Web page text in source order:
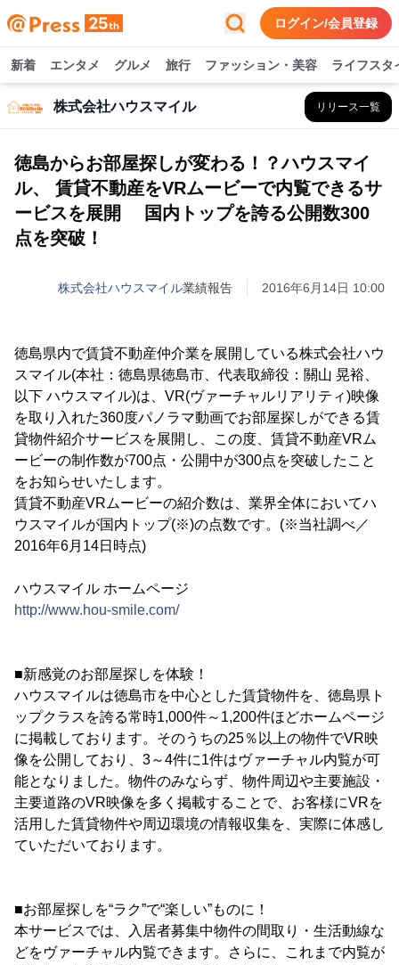
ログイン/会員登録
新着 エンタメ グルメ 旅行 ファッション・美容 ライフスタ
株式会社ハウスマイル リリース一覧
徳島からお部屋探しが変わる！？ハウスマイ
ル、 賃貸不動産をVRムービーで内覧できるサ
ービスを展開 国内トップを誇る公開数300
点を突破！
株式会社ハウスマイル業績報告 2016年6月14日 10:00
徳島県内で賃貸不動産仲介業を展開している株式会社ハウ
スマイル(本社：徳島県徳島市、代表取締役：關山 晃裕、
以下 ハウスマイル)は、VR(ヴァーチャルリアリティ)映像
を取り入れた360度パノラマ動画でお部屋探しができる賃
貸物件紹介サービスを展開し、この度、賃貸不動産VRム
ービーの制作数が700点・公開中が300点を突破したこと
をお知らせいたします。
賃貸不動産VRムービーの紹介数は、業界全体においてハ
ウスマイルが国内トップ(※)の点数です。(※当社調べ／
2016年6月14日時点)
ハウスマイル ホームページ
http://www.hou-smile.com/
■新感覚のお部屋探しを体験！
ハウスマイルは徳島市を中心とした賃貸物件を、徳島県ト
ップクラスを誇る常時1,000件～1,200件ほどホームページ
に掲載しております。そのうちの25％以上の物件でVR映
像を公開しており、3～4件に1件はヴァーチャル内覧が可
能となりました。物件のみならず、物件周辺や主要施設・
主要道路のVR映像を多く掲載することで、お客様にVRを
活用した賃貸物件や周辺環境の情報収集を、実際に体感し
ていただいております。
■お部屋探しを“ラク”で“楽しい”ものに！
本サービスでは、入居者募集中物件の間取り・生活動線な
どをヴァーチャル内覧できます。さらに、これまで内覧が